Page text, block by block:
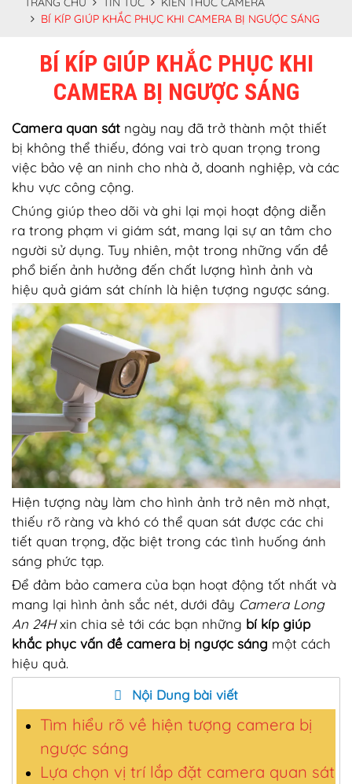
BÍ KÍP GIÚP KHẮC PHỤC KHI CAMERA BỊ NGƯỢC SÁNG
BÍ KÍP GIÚP KHẮC PHỤC KHI
CAMERA BỊ NGƯỢC SÁNG
Camera quan sát ngày nay đã trở thành một thiết
bị không thể thiếu, đóng vai trò quan trọng trong
việc bảo vệ an ninh cho nhà ở, doanh nghiệp, và các
khu vực công cộng.
Chúng giúp theo dõi và ghi lại mọi hoạt động diễn
ra trong phạm vi giám sát, mang lại sự an tâm cho
người sử dụng. Tuy nhiên, một trong những vấn đề
phổ biến ảnh hưởng đến chất lượng hình ảnh và
hiệu quả giám sát chính là hiện tượng ngược sáng.
Hiện tượng này làm cho hình ảnh trở nên mờ nhạt,
thiếu rõ ràng và khó có thể quan sát được các chi
tiết quan trọng, đặc biệt trong các tình huống ánh
sáng phức tạp.
Để đảm bảo camera của bạn hoạt động tốt nhất và
mang lại hình ảnh sắc nét, dưới đây Camera Long
An 24Hxin chia sẻ tới các bạn những bí kíp giúp
khắc phục vấn đề camera bị ngược sáng một cách
hiệu quả.
Nội Dung bài viết
Tìm hiểu rõ về hiện tượng camera bị
ngược sáng
Lựa chọn vị trí lắp đặt camera quan sát